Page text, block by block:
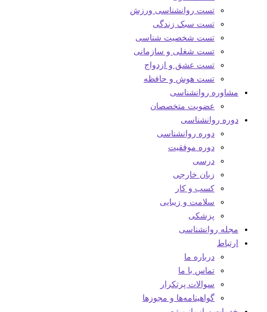
تست روانشناسی ورزش
تست سبک زندگی
تست شخصیت شناسی
تست شغلی و سازمانی
تست عشق و ازدواج
تست هوش و حافظه
مشاوره روانشناسی
عضویت متخصصان
دوره روانشناسی
دوره روانشناسی
دوره موفقیت
درسی
زبان خارجی
کسب و کار
سلامت و زیبایی
پزشکی
مجله روانشناسی
ارتباط
درباره ما
تماس با ما
سوالات پرتکرار
گواهینامه‌ها و مجوزها